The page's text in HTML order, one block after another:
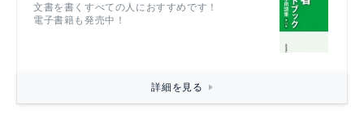
文書を書くすべての人におすすめです！
電子書籍も発売中！
詳細を見る